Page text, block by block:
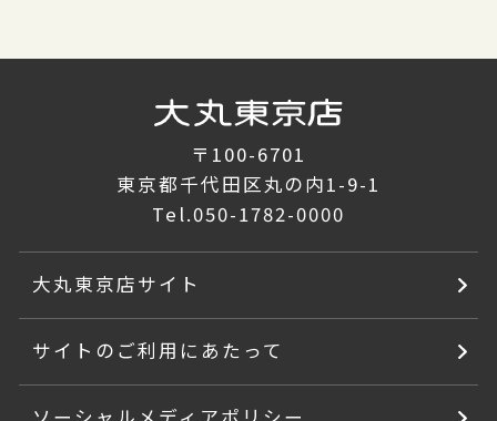
〒100-6701
東京都千代田区丸の内1-9-1
Tel.050-1782-0000
大丸東京店サイト
サイトのご利用にあたって